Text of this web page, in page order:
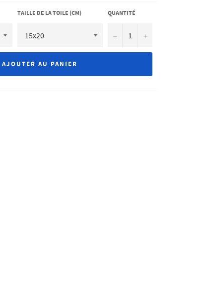
TAILLE DE LA TOILE (CM) QUANTITÉ
− +
AJOUTER AU PANIER